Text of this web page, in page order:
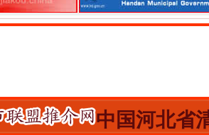
中国河北省